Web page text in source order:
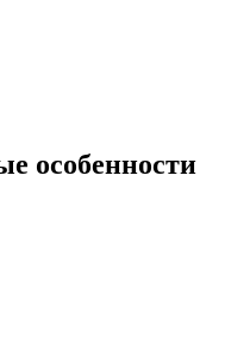
особенности